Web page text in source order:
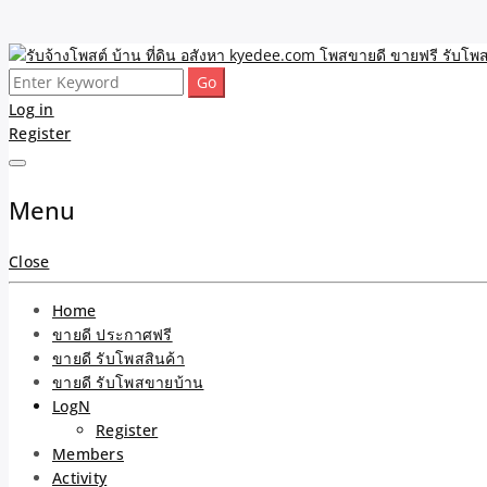
Skip
to
content
รับจ้างโพสต์ บ้าน ที่ดิน อ
และบริการ
ขายดี โพสประกาศขายสินค้าฟรี บ้าน ที่ดิน อสังหา รับโพสต์ประกาศขาย
Search
for:
Log in
Register
Menu
Close
Home
ขายดี ประกาศฟรี
ขายดี รับโพสสินค้า
ขายดี รับโพสขายบ้าน
LogN
Register
Members
Activity